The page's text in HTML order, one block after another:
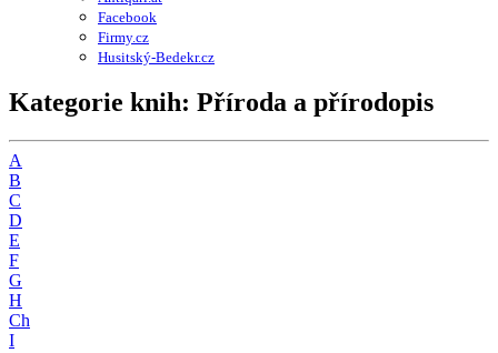
Facebook
Firmy.cz
Husitský-Bedekr.cz
Kategorie knih: Příroda a přírodopis
A
B
C
D
E
F
G
H
Ch
I